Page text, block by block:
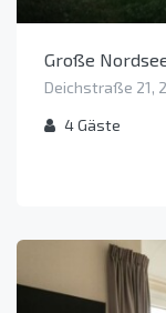
Große
Deichstraße 21,
4Gäste